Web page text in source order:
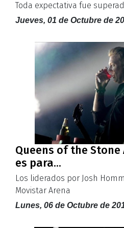
Toda expectativa fue
Jueves, 01 de Octubre de
Queens of the
es para...
Los liderados por Josh
Movistar Arena
Lunes, 06 de Octubre de